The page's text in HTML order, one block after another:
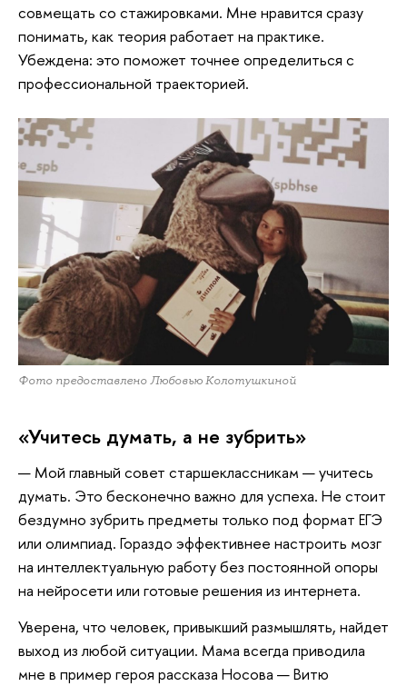
совмещать со стажировками. Мне нравится сразу
понимать, как теория работает на практике.
Убеждена: это поможет точнее определиться с
профессиональной траекторией.
Фото предоставлено Любовью Колотушкиной
«Учитесь думать, а не зубрить»
— Мой главный совет старшеклассникам — учитесь
думать. Это бесконечно важно для успеха. Не стоит
бездумно зубрить предметы только под формат ЕГЭ
или олимпиад. Гораздо эффективнее настроить мозг
на интеллектуальную работу без постоянной опоры
на нейросети или готовые решения из интернета.
Уверена, что человек, привыкший размышлять, найдет
выход из любой ситуации. Мама всегда приводила
мне в пример героя рассказа Носова — Витю